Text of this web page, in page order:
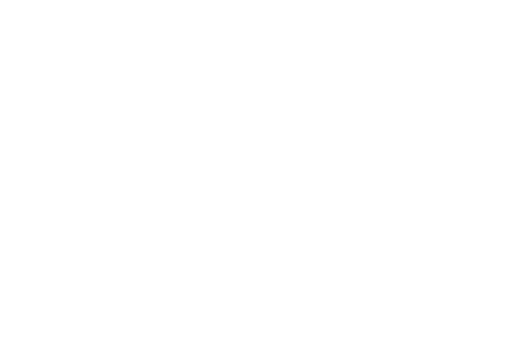
estuvieran discutiendo no era nuevo para mí, pero